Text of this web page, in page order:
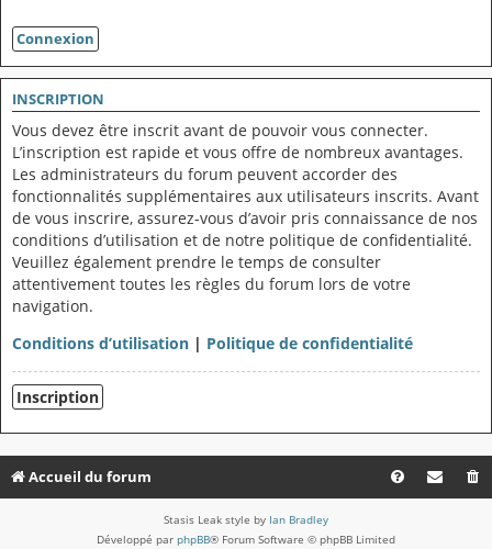
INSCRIPTION
Vous devez être inscrit avant de pouvoir vous connecter.
L’inscription est rapide et vous offre de nombreux avantages.
Les administrateurs du forum peuvent accorder des
fonctionnalités supplémentaires aux utilisateurs inscrits. Avant
de vous inscrire, assurez-vous d’avoir pris connaissance de nos
conditions d’utilisation et de notre politique de confidentialité.
Veuillez également prendre le temps de consulter
attentivement toutes les règles du forum lors de votre
navigation.
Conditions d’utilisation | Politique de confidentialité
Inscription
Accueil du forum
Stasis Leak style by Ian Bradley
Développé par phpBB® Forum Software © phpBB Limited